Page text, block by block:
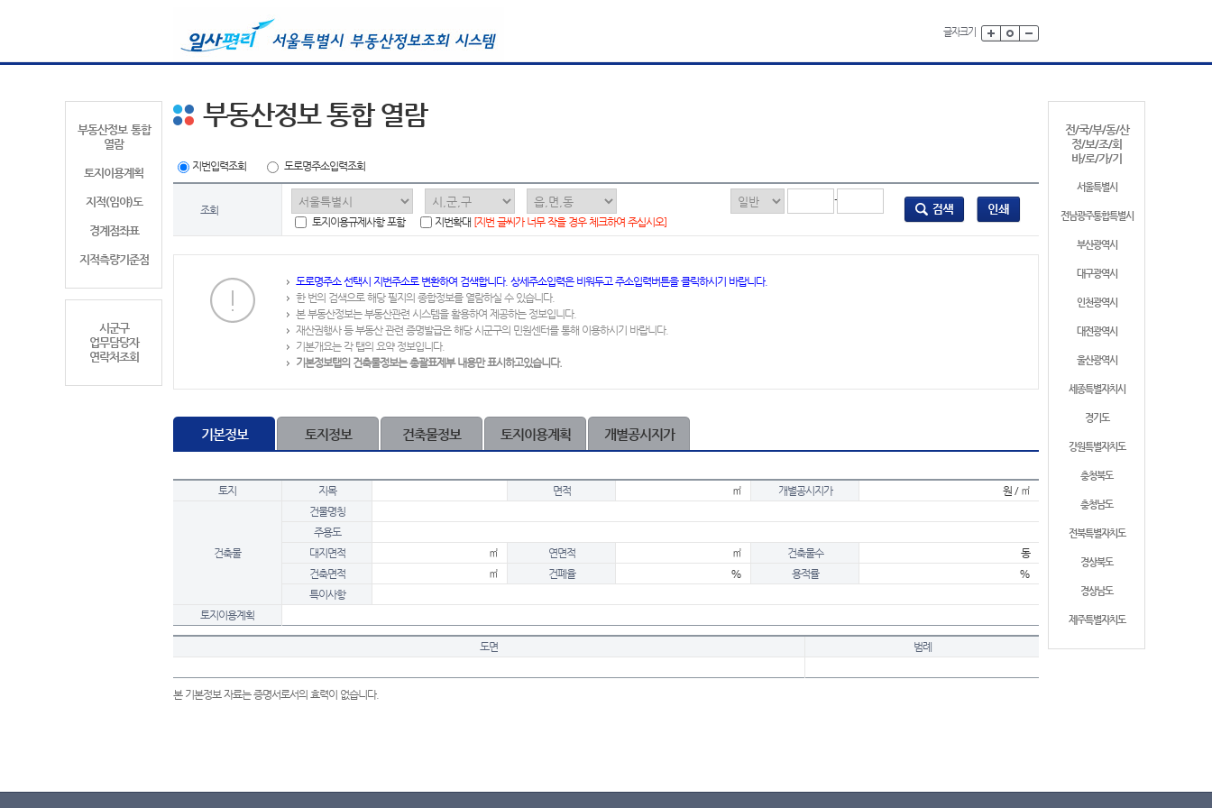
글자크기
부동산정보 통합
열람
토지이용계획
지적(임야)도
경계점좌표
지적측량기준점
시군구
업무담당자
연락처조회
전/국/부/동/산
정/보/조/회
바/로/가/기
서울특별시
전남광주통합특별시
부산광역시
대구광역시
인천광역시
대전광역시
울산광역시
세종특별자치시
경기도
강원특별자치도
충청북도
충청남도
전북특별자치도
경상북도
경상남도
제주특별자치도
부동산정보 통합 열람
지번입력조회 도로명주소입력조회
조회
-
토지이용규제사항 포함
지번확대 [지번 글씨가 너무 작을 경우 체크하여 주십시오]
도로명주소 선택시 지번주소로 변환하여 검색합니다. 상세주소입력은 비워두고 주소입력버튼을 클릭하시기 바랍니다.
한 번의 검색으로 해당 필지의 종합정보를 열람하실 수 있습니다.
본 부동산정보는 부동산관련 시스템을 활용하여 제공하는 정보입니다.
재산권행사 등 부동산 관련 증명발급은 해당 시군구의 민원센터를 통해 이용하시기 바랍니다.
기본개요는 각 탭의 요약 정보입니다.
기본정보탭의 건축물정보는 총괄표제부 내용만 표시하고있습니다.
기본정보 토지정보 건축물정보 토지이용계획 개별공시지가
토지 지목 면적 ㎡ 개별공시지가 원 / ㎡
건축물
건물명칭
주용도
대지면적
㎡ 연면적 ㎡ 건축물수
동
건축면적
㎡ 건폐율 % 용적률
%
특이사항
토지이용계획
도면 범례
본 기본정보 자료는 증명서로서의 효력이 없습니다.